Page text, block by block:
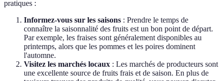
pratiques :
Informez-vous sur les saisons : Prendre le temps de
connaître la saisonnalité des fruits est un bon point de départ.
Par exemple, les fraises sont généralement disponibles au
printemps, alors que les pommes et les poires dominent
l'automne.
Visitez les marchés locaux : Les marchés de producteurs sont
une excellente source de fruits frais et de saison. En plus de